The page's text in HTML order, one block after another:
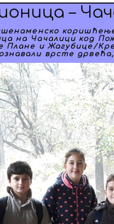
–
на Чачалици код
Плане и Жагубице/
врсте